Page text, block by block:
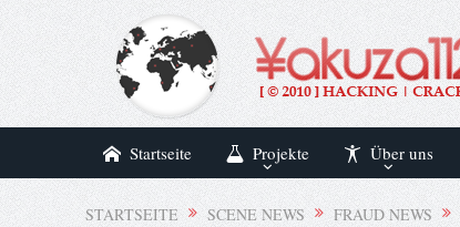
Startseite Projekte Über uns
STARTSEITE SCENE NEWS FRAUD NEWS